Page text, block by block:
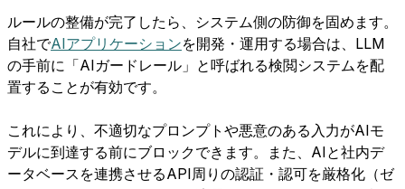
ルールの整備が完了したら、システム側の防御を固めます。
自社でAIアプリケーションを開発・運用する場合は、LLM
の手前に「AIガードレール」と呼ばれる検閲システムを配
置することが有効です。
これにより、不適切なプロンプトや悪意のある入力がAIモ
デルに到達する前にブロックできます。また、AIと社内デ
ータベースを連携させるAPI周りの認証・認可を厳格化（ゼ